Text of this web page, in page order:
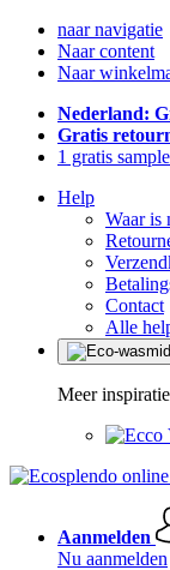
naar navigatie
Naar content
Naar
Nederland:
Gratis
1 gratis
Help
Waar is
Contact
Alle
Meer inspiratie
Aanmelden
Nu aanmelden